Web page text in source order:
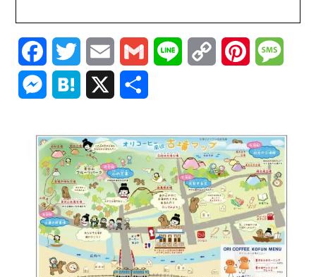
FacebookTwitterEmail Gmail Line
Copy
Link
Pinterest
Messenger
Hatena